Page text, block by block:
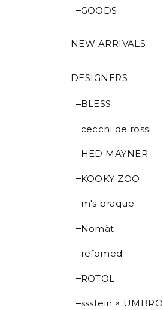
GOODS
NEW ARRIVALS
DESIGNERS
BLESS
cecchi de rossi
HED MAYNER
KOOKY ZOO
m's braque
Nomàt
refomed
ROTOL
ssstein × UMBRO